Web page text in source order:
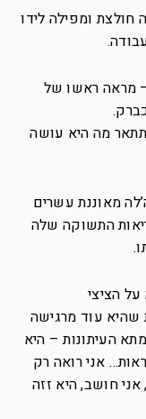
חולצת ומפילה לידו
מראה ראשו של
מה היא עושה
מאוננת עשרים
התשוקה שלה
הציצי
עוד מרגישה
העיתונות – היא
אני רואה רק
חושב, היא זזה